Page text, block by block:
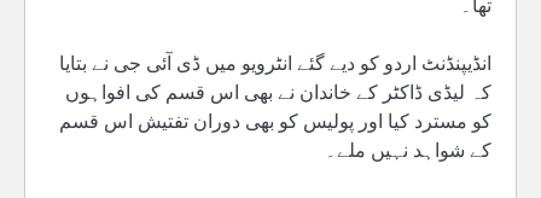
تھا۔
انڈیپنڈنٹ اردو کو دیے گئے انٹرویو میں ڈی آئی جی نے بتایا
کہ لیڈی ڈاکٹر کے خاندان نے بھی اس قسم کی افواہوں
کو مسترد کیا اور پولیس کو بھی دوران تفتیش اس قسم
کے شواہد نہیں ملے۔